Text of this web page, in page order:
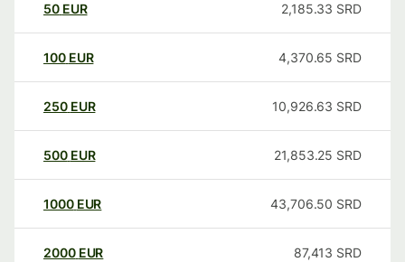
50 EUR 2,185.33 SRD
100 EUR 4,370.65 SRD
250 EUR 10,926.63 SRD
500 EUR 21,853.25 SRD
1000 EUR 43,706.50 SRD
2000 EUR 87,413 SRD